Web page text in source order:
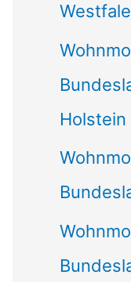
c
h
:
Holstein